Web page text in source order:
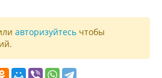
авторизуйтесь чтобы